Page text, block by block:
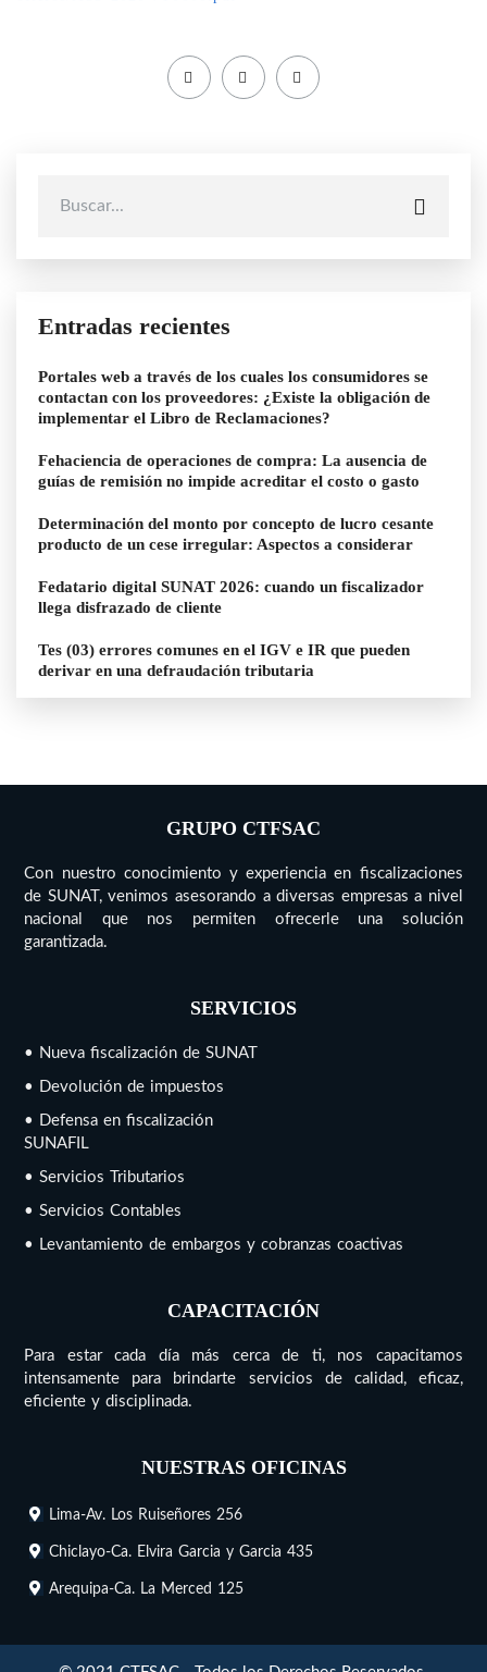
Entradas recientes
Portales web a través de los cuales los consumidores se
contactan con los proveedores: ¿Existe la obligación de
implementar el Libro de Reclamaciones?
Fehaciencia de operaciones de compra: La ausencia de
guías de remisión no impide acreditar el costo o gasto
Determinación del monto por concepto de lucro cesante
producto de un cese irregular: Aspectos a considerar
Fedatario digital SUNAT 2026: cuando un fiscalizador
llega disfrazado de cliente
Tes (03) errores comunes en el IGV e IR que pueden
derivar en una defraudación tributaria
GRUPO CTFSAC
Con nuestro conocimiento y experiencia en fiscalizaciones
de SUNAT, venimos asesorando a diversas empresas a nivel
nacional que nos permiten ofrecerle una solución
garantizada.
SERVICIOS
• Nueva fiscalización de SUNAT
• Devolución de impuestos
• Defensa en fiscalización
SUNAFIL
• Servicios Tributarios
• Servicios Contables
• Levantamiento de embargos y cobranzas coactivas
CAPACITACIÓN
Para estar cada día más cerca de ti, nos capacitamos
intensamente para brindarte servicios de calidad, eficaz,
eficiente y disciplinada.
NUESTRAS OFICINAS
Lima-Av. Los Ruiseñores 256
Chiclayo-Ca. Elvira Garcia y Garcia 435
Arequipa-Ca. La Merced 125